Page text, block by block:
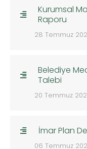
Kurumsal
Raporu
28 Temmuz
Belediye
Talebi
20 Temmuz
İmar Plan
06 Temmuz